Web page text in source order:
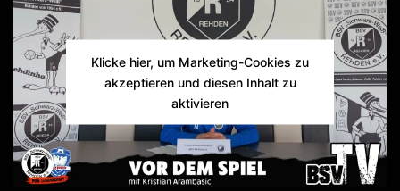
Klicke hier, um Marketing-Cookies zu
akzeptieren und diesen Inhalt zu
aktivieren